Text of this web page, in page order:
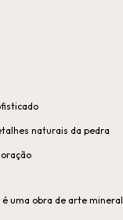
naturais da pedra
uma obra de arte mineral